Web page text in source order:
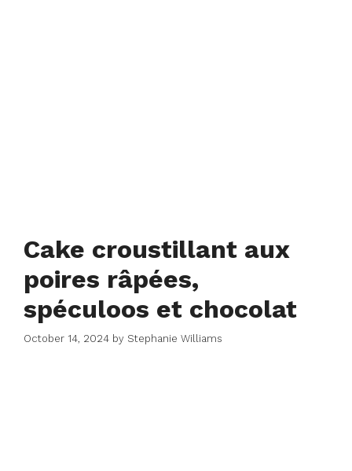
Cake croustillant aux
poires râpées,
spéculoos et chocolat
October 14, 2024 by Stephanie Williams